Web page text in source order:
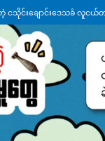
သိုင်းချောင်းဒေသခံ လူငယ်တ
န်းလိုင်းတွေ ပြတ်တောက်နေ
တွေ ဆက်တိုက်ဖြစ် ဒေသအ
ာက်ကိုရီးယား ဝေဖန် နိုင်ငံ
ာ ငသိုင်းချောင်းမြို့ကို ရေစတ